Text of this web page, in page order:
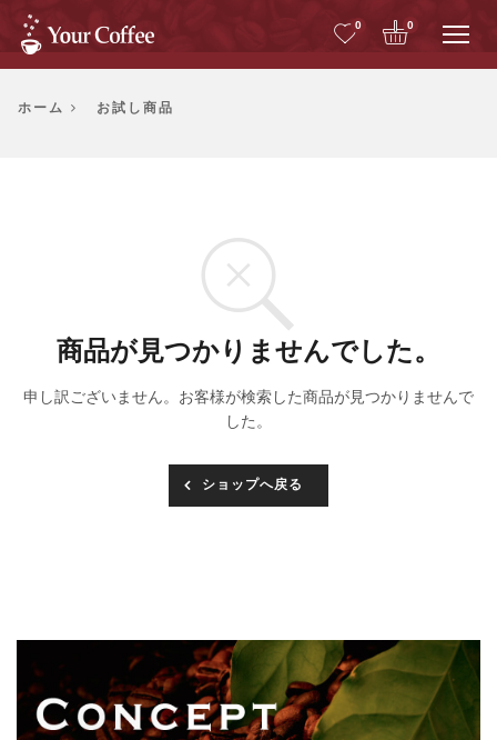
0 0
ホーム お試し商品
商品が見つかりませんでした。
申し訳ございません。お客様が検索した商品が見つかりませんで
した。
ショップへ戻る